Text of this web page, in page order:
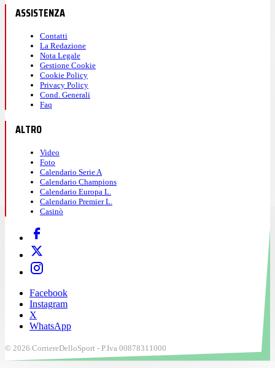
ASSISTENZA
Contatti
La Redazione
Nota Legale
Gestione Cookie
Cookie Policy
Privacy Policy
Cond. Generali
Faq
ALTRO
Video
Foto
Calendario Serie A
Calendario Champions
Calendario Europa L.
Calendario Premier L.
Casinò
Facebook
Instagram
X
WhatsApp
© 2026 CorriereDelloSport - P.Iva 00878311000